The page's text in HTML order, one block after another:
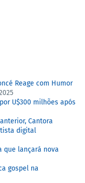
Reage com Humor
U$300 milhões após
Cantora
digital
que lançará nova
gospel na